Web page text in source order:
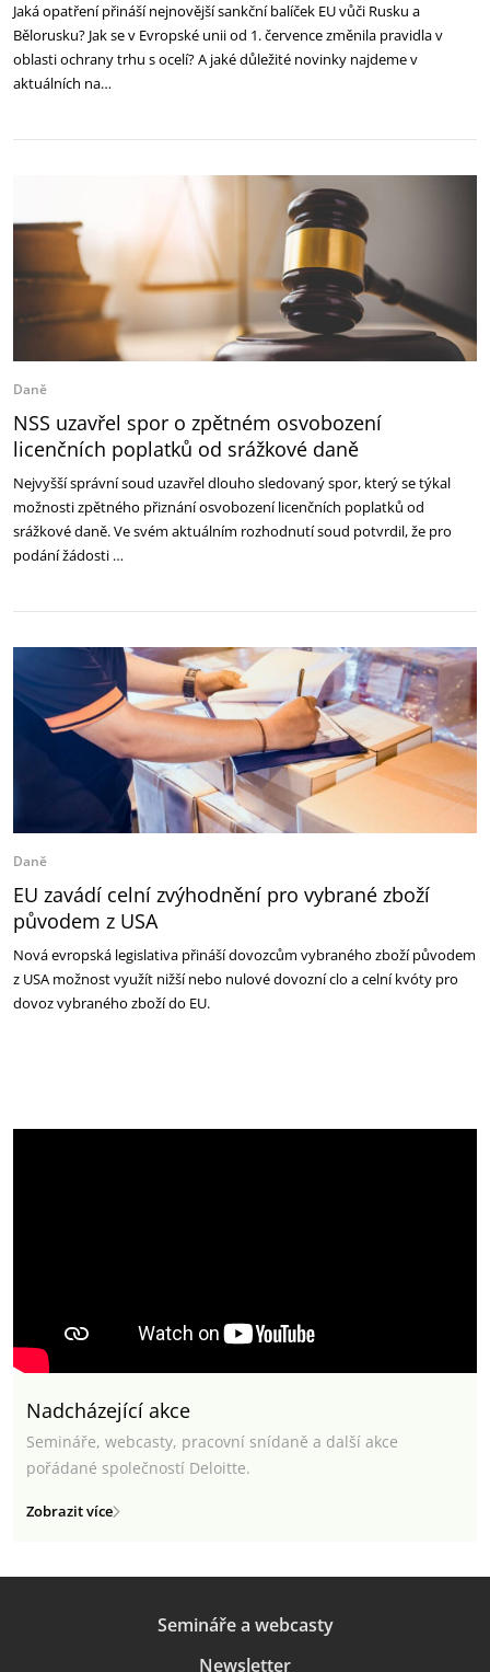
Jaká opatření přináší nejnovější sankční balíček EU vůči Rusku a
Bělorusku? Jak se v Evropské unii od 1. července změnila pravidla v
oblasti ochrany trhu s ocelí? A jaké důležité novinky najdeme v
aktuálních na…
Daně
NSS uzavřel spor o zpětném osvobození
licenčních poplatků od srážkové daně
Nejvyšší správní soud uzavřel dlouho sledovaný spor, který se týkal
možnosti zpětného přiznání osvobození licenčních poplatků od
srážkové daně. Ve svém aktuálním rozhodnutí soud potvrdil, že pro
podání žádosti …
Daně
EU zavádí celní zvýhodnění pro vybrané zboží
původem z USA
Nová evropská legislativa přináší dovozcům vybraného zboží původem
z USA možnost využít nižší nebo nulové dovozní clo a celní kvóty pro
dovoz vybraného zboží do EU.
Nadcházející akce
Semináře, webcasty, pracovní snídaně a další akce
pořádané společností Deloitte.
Zobrazit více
Semináře a webcasty
Newsletter